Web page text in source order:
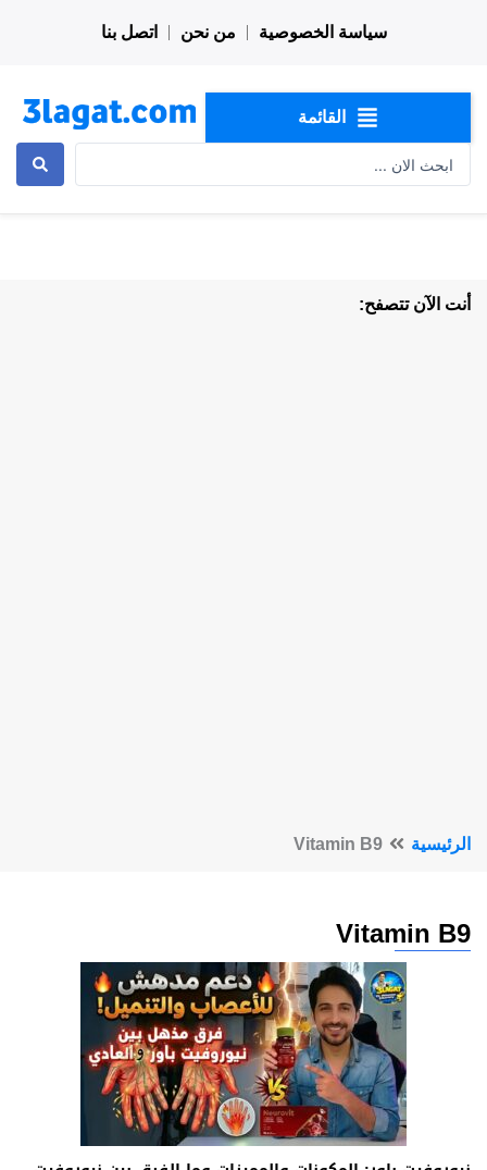
سياسة الخصوصية من نحن اتصل بنا
القائمة
أنت الآن تتصفح:
الرئيسية Vitamin B9
Vitamin B9